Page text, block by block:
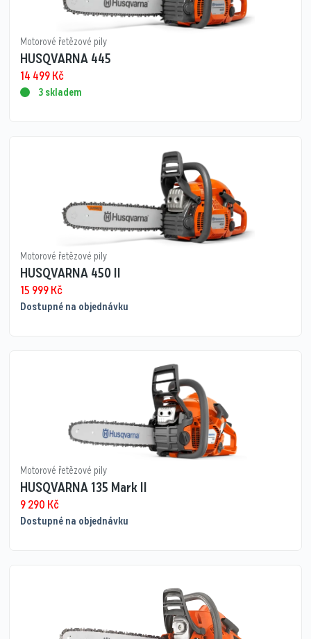
Motorové řetězové pily
HUSQVARNA 445
14 499Kč
3 skladem
Motorové řetězové pily
HUSQVARNA 450 II
15 999Kč
Dostupné na objednávku
Motorové řetězové pily
HUSQVARNA 135 Mark II
9 290 Kč
Dostupné na objednávku